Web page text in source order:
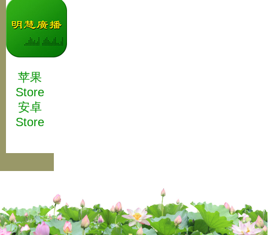
苹果
Store
安卓
Store